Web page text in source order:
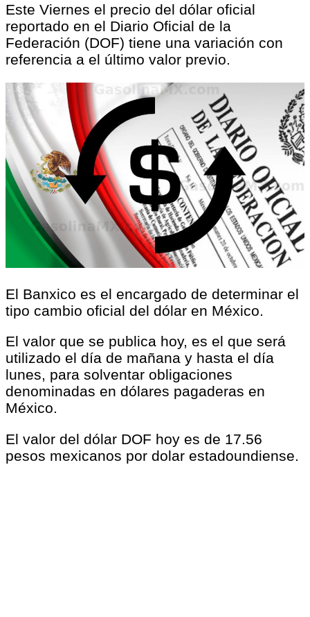
Este Viernes el precio del dólar oficial
reportado en el Diario Oficial de la
Federación (DOF) tiene una variación con
referencia a el último valor previo.
El Banxico es el encargado de determinar el
tipo cambio oficial del dólar en México.
El valor que se publica hoy, es el que será
utilizado el día de mañana y hasta el día
lunes, para solventar obligaciones
denominadas en dólares pagaderas en
México.
El valor del dólar DOF hoy es de 17.56
pesos mexicanos por dolar estadoundiense.